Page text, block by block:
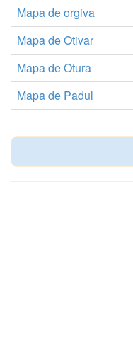
Mapa de orgiva
Mapa de Otivar
Mapa de Otura
Mapa de Padul